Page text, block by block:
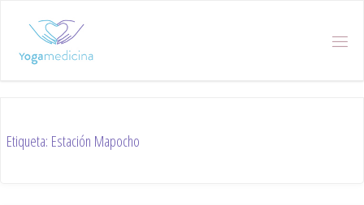
Etiqueta: Estación Mapocho